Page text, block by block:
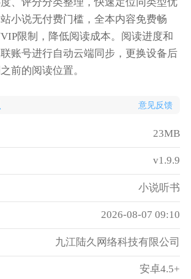
、评分分类整理，快速定位同类型优
小说无付费门槛，全本内容免费畅
限制，降低阅读成本。阅读进度和
账号进行自动云端同步，更换设备后
前的阅读位置。
意见反馈
23MB
v1.9.9
小说听书
2026-08-07 09:10
九江陆久网络科技有限公司
安卓4.5+